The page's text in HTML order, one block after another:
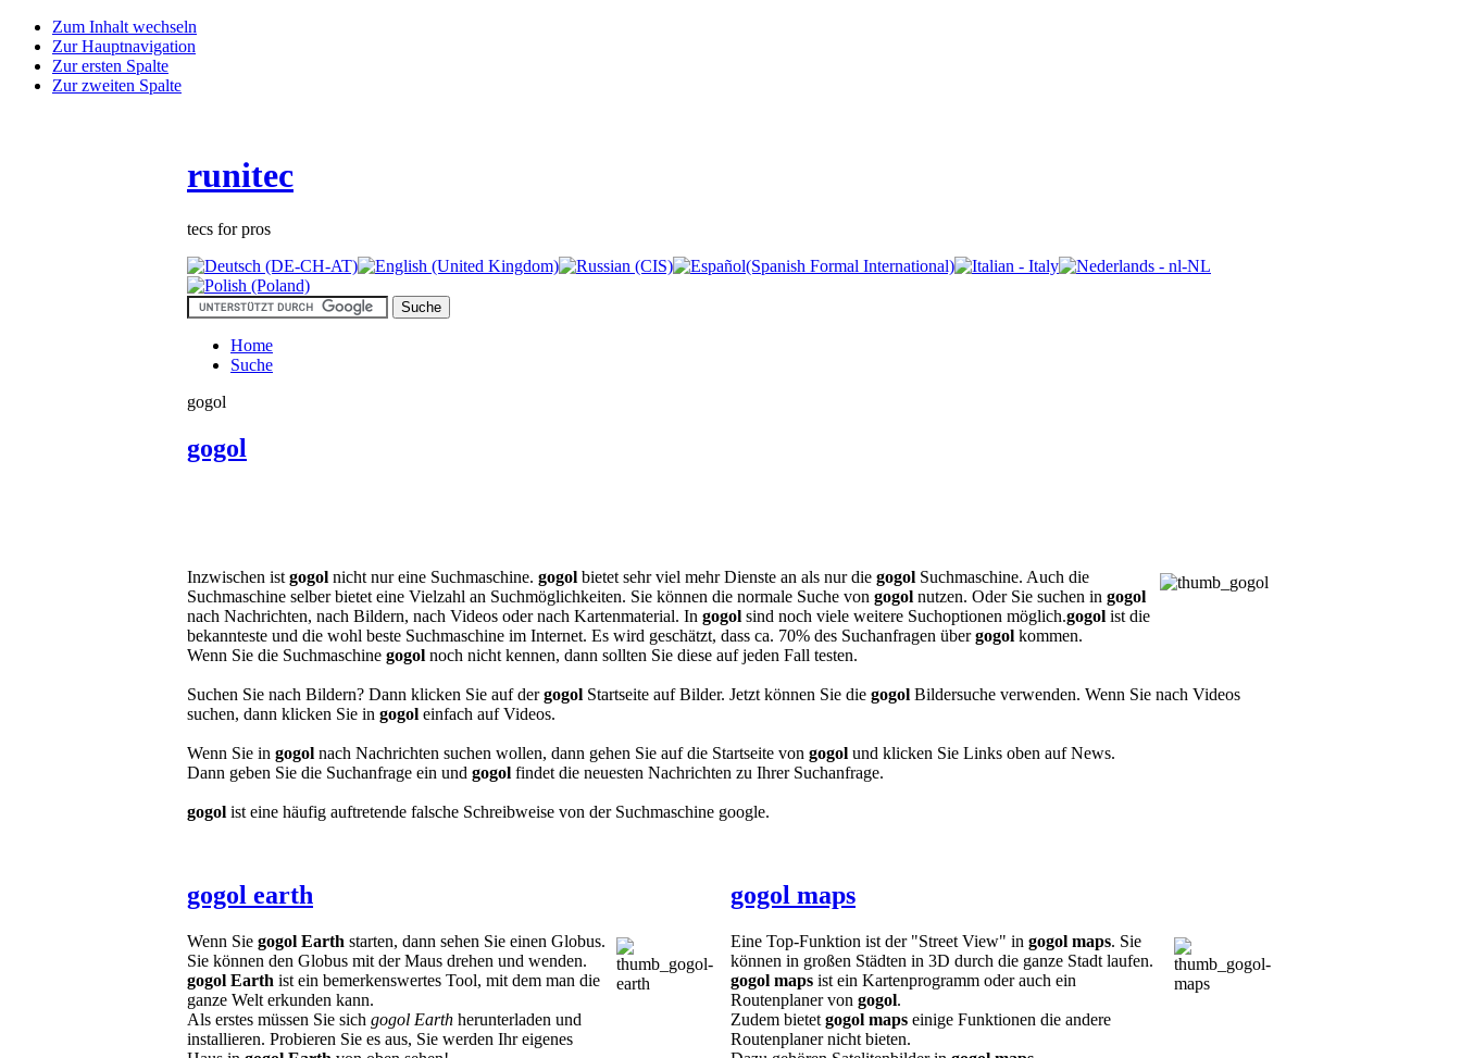
Zum Inhalt wechseln
Zur Hauptnavigation
Zur ersten Spalte
Zur zweiten Spalte
runitec
tecs for pros
Home
Suche
gogol
gogol
Inzwischen ist gogol nicht nur eine Suchmaschine. gogol bietet sehr viel mehr Dienste an als nur die gogol Suchmaschine. Auch die
Suchmaschine selber bietet eine Vielzahl an Suchmöglichkeiten. Sie können die normale Suche von gogol nutzen. Oder Sie suchen in gogol
nach Nachrichten, nach Bildern, nach Videos oder nach Kartenmaterial. In gogol sind noch viele weitere Suchoptionen möglich.gogol ist die
bekannteste und die wohl beste Suchmaschine im Internet. Es wird geschätzt, dass ca. 70% des Suchanfragen übergogol kommen.
Wenn Sie die Suchmaschine gogol noch nicht kennen, dann sollten Sie diese auf jeden Fall testen.
Suchen Sie nach Bildern? Dann klicken Sie auf dergogol Startseite auf Bilder. Jetzt können Sie die gogol Bildersuche verwenden. Wenn Sie nach Videos
suchen, dann klicken Sie in gogol einfach auf Videos.
Wenn Sie in gogol nach Nachrichten suchen wollen, dann gehen Sie auf die Startseite von gogol und klicken Sie Links oben auf News.
Dann geben Sie die Suchanfrage ein und gogol findet die neuesten Nachrichten zu Ihrer Suchanfrage.
gogol ist eine häufig auftretende falsche Schreibweise von der Suchmaschine google.
gogol earth
Wenn Sie gogol Earth starten, dann sehen Sie einen Globus.
Sie können den Globus mit der Maus drehen und wenden.
gogol Earth ist ein bemerkenswertes Tool, mit dem man die
ganze Welt erkunden kann.
Als erstes müssen Sie sich gogol Earth herunterladen und
installieren. Probieren Sie es aus, Sie werden Ihr eigenes
gogol maps
Eine Top-Funktion ist der "Street View" in gogol maps. Sie
können in großen Städten in 3D durch die ganze Stadt laufen.
gogol maps ist ein Kartenprogramm oder auch ein
Routenplaner von gogol.
Zudem bietet gogol maps einige Funktionen die andere
Routenplaner nicht bieten.